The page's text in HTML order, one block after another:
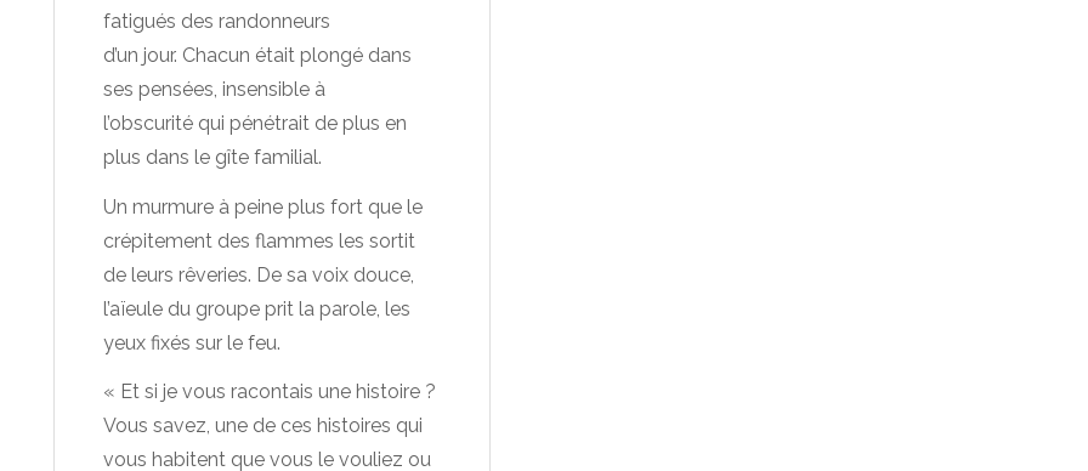
fatigués des randonneurs
d’un jour. Chacun était plongé dans
ses pensées, insensible à
l’obscurité qui pénétrait de plus en
plus dans le gîte familial.
Un murmure à peine plus fort que le
crépitement des flammes les sortit
de leurs rêveries. De sa voix douce,
l’aïeule du groupe prit la parole, les
yeux fixés sur le feu.
« Et si je vous racontais une histoire ?
Vous savez, une de ces histoires qui
vous habitent que vous le vouliez ou